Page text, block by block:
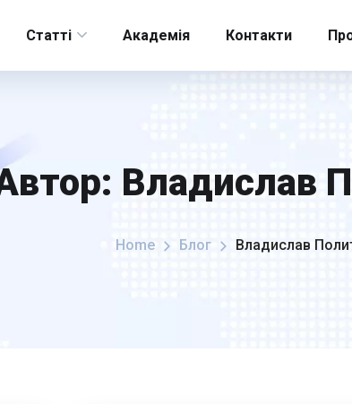
Статті Академія Контакти
Владислав
Home Блог Владислав